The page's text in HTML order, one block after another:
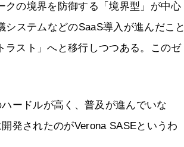
の境界を防御する「境界型」が中心
ステムなどのSaaS導入が進んだこと
ラスト」へと移行しつつある。このゼ
ードルが高く、普及が進んでいな
発されたのがVerona SASEというわ